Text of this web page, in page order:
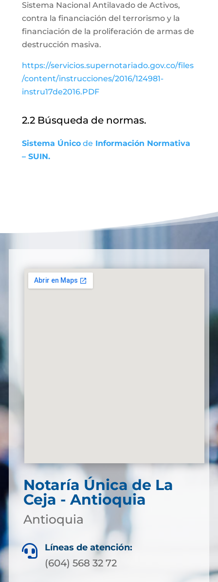
Sistema Nacional Antilavado de Activos,
contra la financiación del terrorismo y la
financiación de la proliferación de armas de
destrucción masiva.
https://servicios.supernotariado.gov.co/files
/content/instrucciones/2016/124981-
instru17de2016.PDF
2.2 Búsqueda de normas.
Sistema Únicode Información Normativa
– SUIN.
Notaría Única de La
Ceja - Antioquia
Antioquia
 Líneas de atención:
(604) 568 32 72